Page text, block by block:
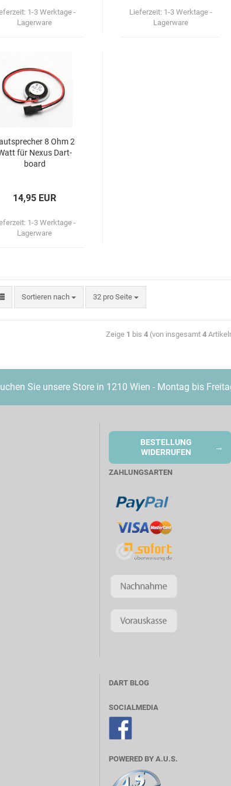
Marke "Nexus"
MD 350
1-3 Werktage -
Lagerware
Lieferzeit: 1-3 Werktage -
Lagerware
8 Ohm 2
für Nexus Dart­
board
14,95 EUR
1-3 Werktage -
Lagerware
Sortieren nach 32 pro Seite
Zeige 1 bis 4(von insgesamt 4
Sie unsere Store in 1210 Wien - Montag bis
BESTELLUNG
WIDERRUFEN
→
ZAHLUNGSARTEN
DART BLOG
SOCIALMEDIA
POWERED BY A.U.S.